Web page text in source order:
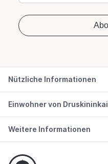
Nützliche Informationen
Einwohner von Druskininkai
Weitere Informationen